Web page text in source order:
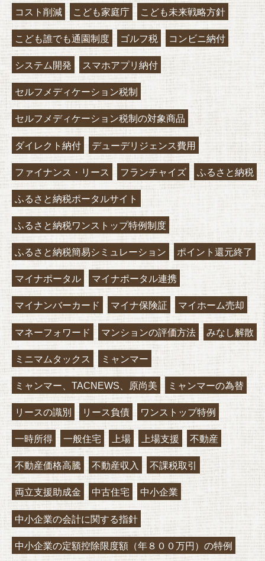
コスト削減 こども家庭庁 こども未来戦略方針
こども誰でも通園制度 ゴルフ税 コンビニ納付
システム開発 スマホアプリ納付
セルフメディケーション税制
セルフメディケーション税制の対象商品
ダイレクト納付 デューデリジェンス費用
ファイナンス・リース フランチャイズ ふるさと納税
ふるさと納税ポータルサイト
ふるさと納税ワンストップ特例制度
ふるさと納税簡易シミュレーション ポイント還元終了
マイナポータル マイナポータル連携
マイナンバーカード マイナ保険証 マイホーム売却
マネーフォワード マンションの評価方法 みなし解散
ミニマムタックス ミャンマー
ミャンマー、TACNEWS、原尚美 ミャンマーの為替
リースの識別 リース負債 ワンストップ特例
一時所得 一般住宅 上場 上場支援 不動産
不動産価格高騰 不動産収入 不課税取引
両立支援助成金 中古住宅 中小企業
中小企業の会計に関する指針
中小企業の定額控除限度額（年８００万円）の特例